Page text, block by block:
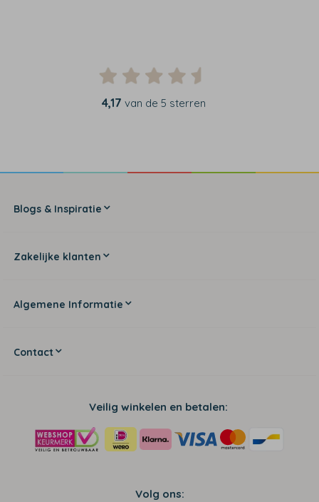
4,17 van de 5 sterren
Blogs & Inspiratie
Zakelijke klanten
Algemene Informatie
Contact
Veilig winkelen en betalen:
Volg ons: